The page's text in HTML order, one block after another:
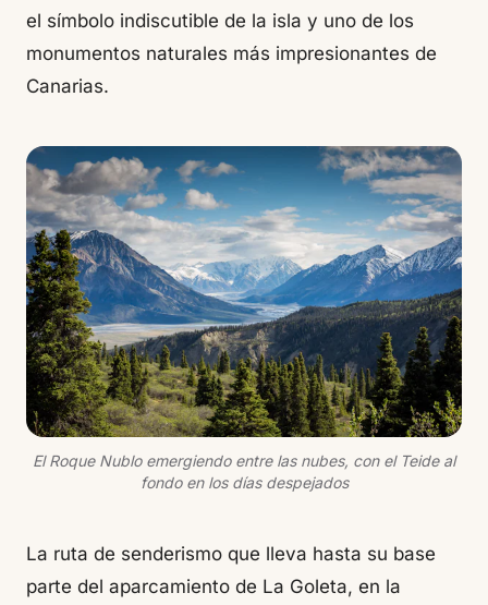
el símbolo indiscutible de la isla y uno de los
monumentos naturales más impresionantes de
Canarias.
El Roque Nublo emergiendo entre las nubes, con el Teide al
fondo en los días despejados
La ruta de senderismo que lleva hasta su base
parte del aparcamiento de La Goleta, en la